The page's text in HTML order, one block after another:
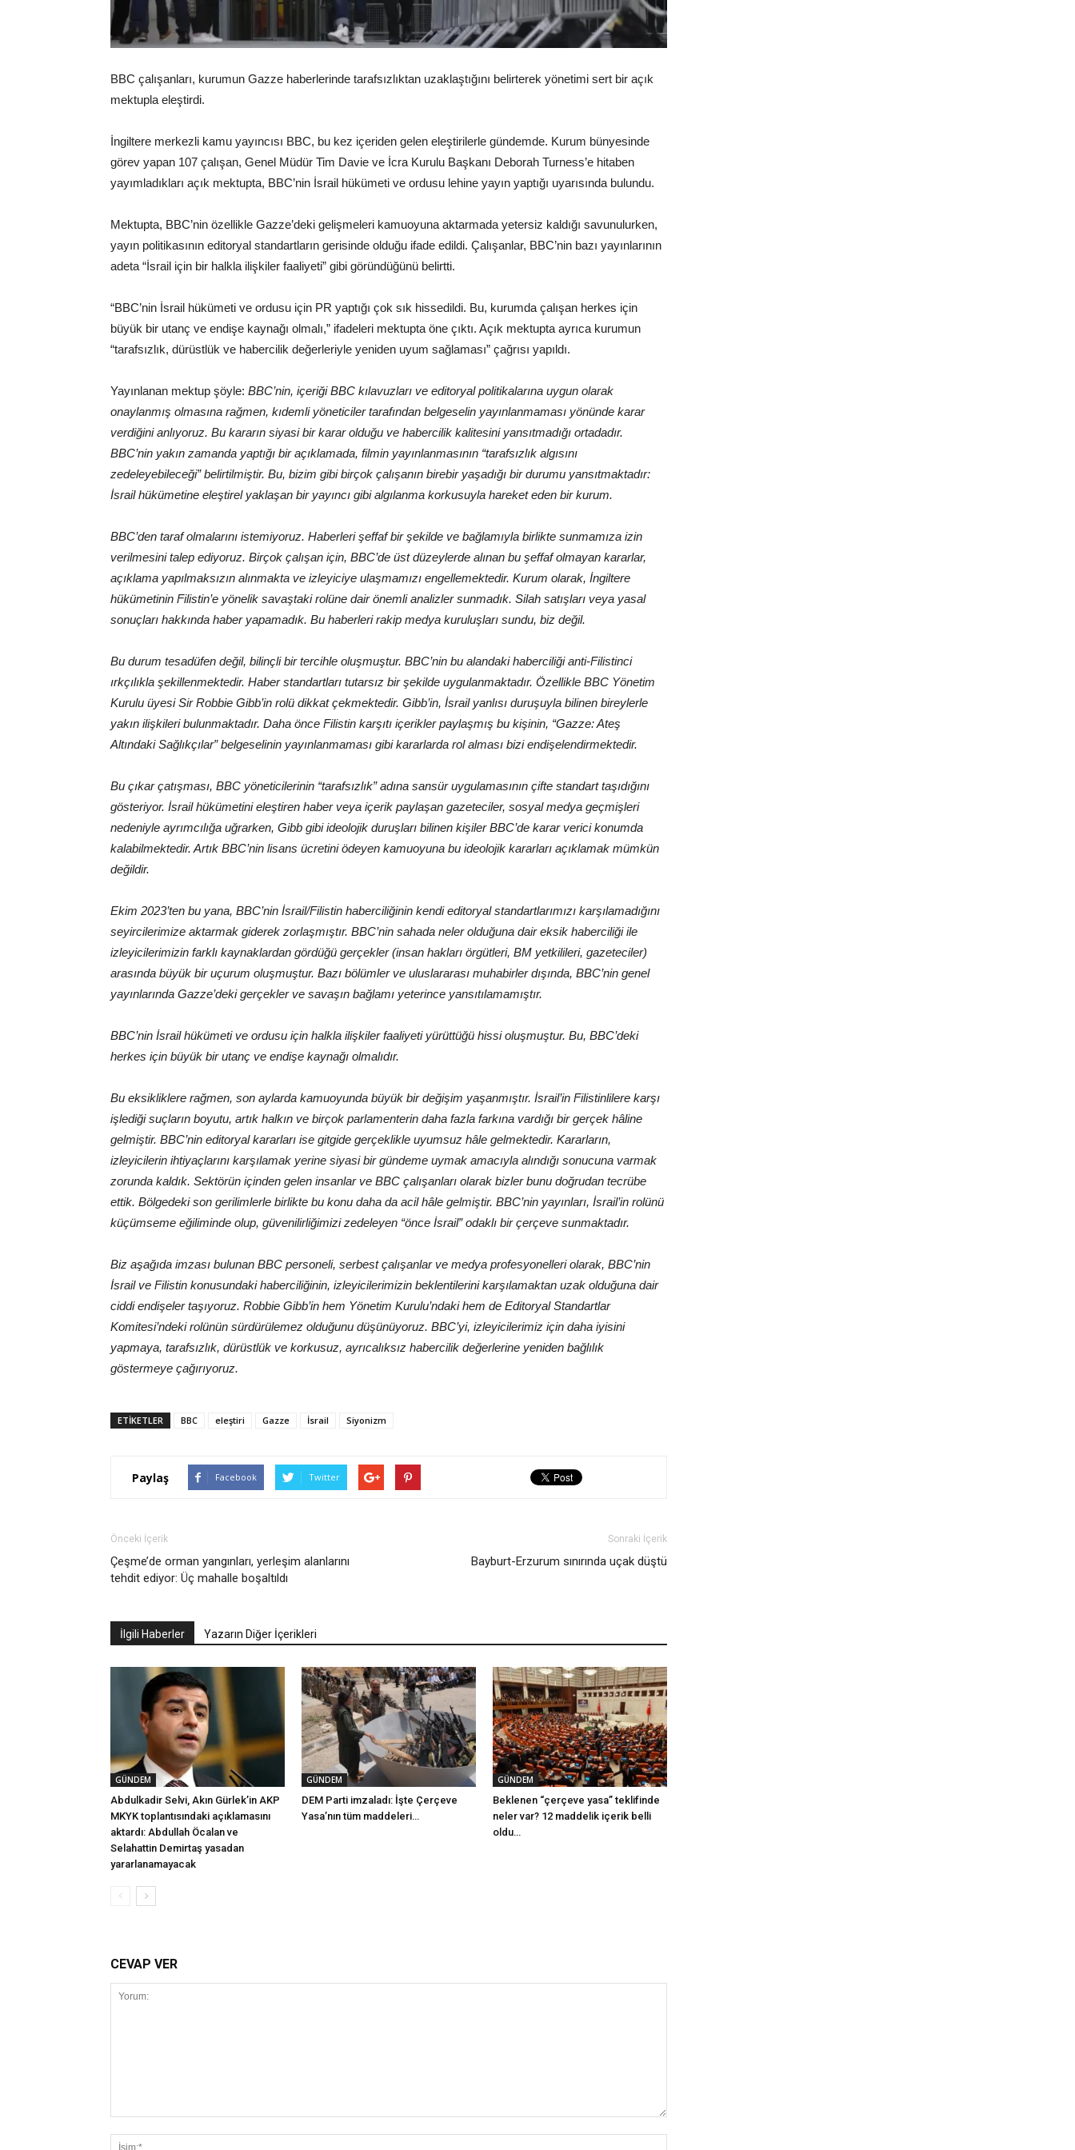
BBC çalışanları, kurumun Gazze haberlerinde tarafsızlıktan uzaklaştığını belirterek yönetimi sert bir açık
mektupla eleştirdi.
İngiltere merkezli kamu yayıncısı BBC, bu kez içeriden gelen eleştirilerle gündemde. Kurum bünyesinde
görev yapan 107 çalışan, Genel Müdür Tim Davie ve İcra Kurulu Başkanı Deborah Turness’e hitaben
yayımladıkları açık mektupta, BBC’nin İsrail hükümeti ve ordusu lehine yayın yaptığı uyarısında bulundu.
Mektupta, BBC’nin özellikle Gazze’deki gelişmeleri kamuoyuna aktarmada yetersiz kaldığı savunulurken,
yayın politikasının editoryal standartların gerisinde olduğu ifade edildi. Çalışanlar, BBC’nin bazı yayınlarının
adeta “İsrail için bir halkla ilişkiler faaliyeti” gibi göründüğünü belirtti.
“BBC’nin İsrail hükümeti ve ordusu için PR yaptığı çok sık hissedildi. Bu, kurumda çalışan herkes için
büyük bir utanç ve endişe kaynağı olmalı,” ifadeleri mektupta öne çıktı. Açık mektupta ayrıca kurumun
“tarafsızlık, dürüstlük ve habercilik değerleriyle yeniden uyum sağlaması” çağrısı yapıldı.
Yayınlanan mektup şöyle: BBC’nin, içeriği BBC kılavuzları ve editoryal politikalarına uygun olarak
onaylanmış olmasına rağmen, kıdemli yöneticiler tarafından belgeselin yayınlanmaması yönünde karar
verdiğini anlıyoruz. Bu kararın siyasi bir karar olduğu ve habercilik kalitesini yansıtmadığı ortadadır.
BBC’nin yakın zamanda yaptığı bir açıklamada, filmin yayınlanmasının “tarafsızlık algısını
zedeleyebileceği” belirtilmiştir. Bu, bizim gibi birçok çalışanın birebir yaşadığı bir durumu yansıtmaktadır:
İsrail hükümetine eleştirel yaklaşan bir yayıncı gibi algılanma korkusuyla hareket eden bir kurum.
BBC’den taraf olmalarını istemiyoruz. Haberleri şeffaf bir şekilde ve bağlamıyla birlikte sunmamıza izin
verilmesini talep ediyoruz. Birçok çalışan için, BBC’de üst düzeylerde alınan bu şeffaf olmayan kararlar,
açıklama yapılmaksızın alınmakta ve izleyiciye ulaşmamızı engellemektedir. Kurum olarak, İngiltere
hükümetinin Filistin’e yönelik savaştaki rolüne dair önemli analizler sunmadık. Silah satışları veya yasal
sonuçları hakkında haber yapamadık. Bu haberleri rakip medya kuruluşları sundu, biz değil.
Bu durum tesadüfen değil, bilinçli bir tercihle oluşmuştur. BBC’nin bu alandaki haberciliği anti-Filistinci
ırkçılıkla şekillenmektedir. Haber standartları tutarsız bir şekilde uygulanmaktadır. Özellikle BBC Yönetim
Kurulu üyesi Sir Robbie Gibb’in rolü dikkat çekmektedir. Gibb’in, İsrail yanlısı duruşuyla bilinen bireylerle
yakın ilişkileri bulunmaktadır. Daha önce Filistin karşıtı içerikler paylaşmış bu kişinin, “Gazze: Ateş
Altındaki Sağlıkçılar” belgeselinin yayınlanmaması gibi kararlarda rol alması bizi endişelendirmektedir.
Bu çıkar çatışması, BBC yöneticilerinin “tarafsızlık” adına sansür uygulamasının çifte standart taşıdığını
gösteriyor. İsrail hükümetini eleştiren haber veya içerik paylaşan gazeteciler, sosyal medya geçmişleri
nedeniyle ayrımcılığa uğrarken, Gibb gibi ideolojik duruşları bilinen kişiler BBC’de karar verici konumda
kalabilmektedir. Artık BBC’nin lisans ücretini ödeyen kamuoyuna bu ideolojik kararları açıklamak mümkün
değildir.
Ekim 2023’ten bu yana, BBC’nin İsrail/Filistin haberciliğinin kendi editoryal standartlarımızı karşılamadığını
seyircilerimize aktarmak giderek zorlaşmıştır. BBC’nin sahada neler olduğuna dair eksik haberciliği ile
izleyicilerimizin farklı kaynaklardan gördüğü gerçekler (insan hakları örgütleri, BM yetkilileri, gazeteciler)
arasında büyük bir uçurum oluşmuştur. Bazı bölümler ve uluslararası muhabirler dışında, BBC’nin genel
yayınlarında Gazze’deki gerçekler ve savaşın bağlamı yeterince yansıtılamamıştır.
BBC’nin İsrail hükümeti ve ordusu için halkla ilişkiler faaliyeti yürüttüğü hissi oluşmuştur. Bu, BBC’deki
herkes için büyük bir utanç ve endişe kaynağı olmalıdır.
Bu eksikliklere rağmen, son aylarda kamuoyunda büyük bir değişim yaşanmıştır. İsrail’in Filistinlilere karşı
işlediği suçların boyutu, artık halkın ve birçok parlamenterin daha fazla farkına vardığı bir gerçek hâline
gelmiştir. BBC’nin editoryal kararları ise gitgide gerçeklikle uyumsuz hâle gelmektedir. Kararların,
izleyicilerin ihtiyaçlarını karşılamak yerine siyasi bir gündeme uymak amacıyla alındığı sonucuna varmak
zorunda kaldık. Sektörün içinden gelen insanlar ve BBC çalışanları olarak bizler bunu doğrudan tecrübe
ettik. Bölgedeki son gerilimlerle birlikte bu konu daha da acil hâle gelmiştir. BBC’nin yayınları, İsrail’in rolünü
küçümseme eğiliminde olup, güvenilirliğimizi zedeleyen “önce İsrail” odaklı bir çerçeve sunmaktadır.
Biz aşağıda imzası bulunan BBC personeli, serbest çalışanlar ve medya profesyonelleri olarak, BBC’nin
İsrail ve Filistin konusundaki haberciliğinin, izleyicilerimizin beklentilerini karşılamaktan uzak olduğuna dair
ciddi endişeler taşıyoruz. Robbie Gibb’in hem Yönetim Kurulu’ndaki hem de Editoryal Standartlar
Komitesi’ndeki rolünün sürdürülemez olduğunu düşünüyoruz. BBC’yi, izleyicilerimiz için daha iyisini
yapmaya, tarafsızlık, dürüstlük ve korkusuz, ayrıcalıksız habercilik değerlerine yeniden bağlılık
göstermeye çağırıyoruz.
ETIKETLER BBC eleştiri Gazze İsrail Siyonizm
Paylaş Facebook Twitter
Önceki İçerik
Çeşme’de orman yangınları, yerleşim alanlarını
tehdit ediyor: Üç mahalle boşaltıldı
Sonraki İçerik
Bayburt-Erzurum sınırında uçak düştü
İlgili Haberler Yazarın Diğer İçerikleri
GÜNDEM
Abdulkadir Selvi, Akın Gürlek’in AKP
MKYK toplantısındaki açıklamasını
aktardı: Abdullah Öcalan ve
Selahattin Demirtaş yasadan
yararlanamayacak
GÜNDEM
DEM Parti imzaladı: İşte Çerçeve
Yasa’nın tüm maddeleri…
GÜNDEM
Beklenen “çerçeve yasa” teklifinde
neler var? 12 maddelik içerik belli
oldu…
CEVAP VER